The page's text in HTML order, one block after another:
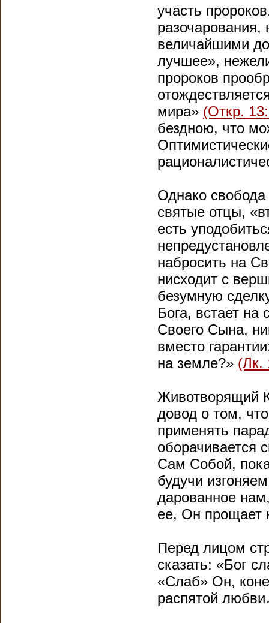
участь
разочарования,
величайшими
лучшее»,
пророков
мира» (Откр.
бездною, что
Однако
святые отцы,
есть
набросить на
нисходит с
безумную
Бога, встает на
Своего Сына,
вместо
на земле?» (Лк.
Животворящий
довод о том,
применять
оборачивается
Сам Собой,
будучи
дарованное
ее, Он прощает
Перед лицом
сказать: «Бог
«Слаб» Он,
распятой